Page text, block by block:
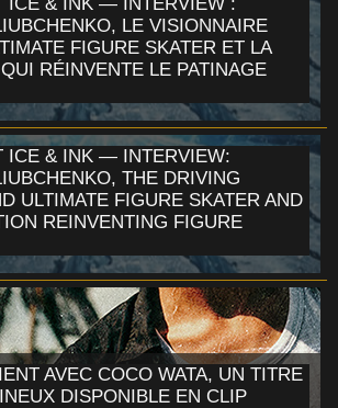
LE VISIONNAIRE
FIGURE SKATER ET LA
RÉINVENTE LE PATINAGE
ICE & INK — INTERVIEW:
THE DRIVING
ULTIMATE FIGURE SKATER AND
REINVENTING FIGURE
AVEC COCO WATA, UN TITRE
DISPONIBLE EN CLIP